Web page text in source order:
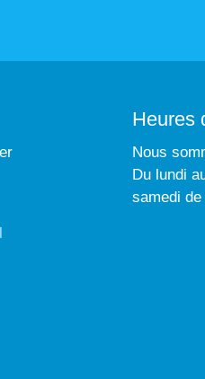
Heures
Nous
Du lundi
samedi de